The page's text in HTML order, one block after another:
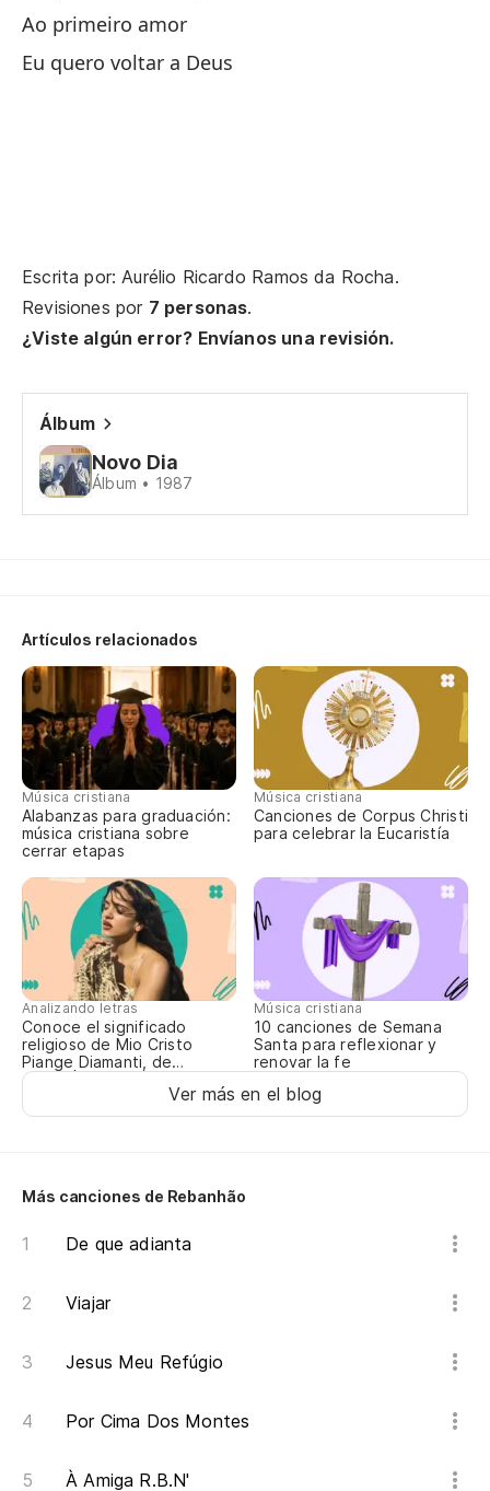
Ao primeiro amor
Eu quero voltar a Deus
Escrita por: Aurélio Ricardo Ramos da Rocha.
Revisiones por 7 personas.
¿Viste algún error? Envíanos una revisión.
Álbum
Novo Dia
Álbum • 1987
Artículos relacionados
Música cristiana
Alabanzas para graduación:
música cristiana sobre
cerrar etapas
Música cristiana
Canciones de Corpus Christi
para celebrar la Eucaristía
Analizando letras
Conoce el significado
religioso de Mio Cristo
Piange Diamanti, de
ROSALÍA
Música cristiana
10 canciones de Semana
Santa para reflexionar y
renovar la fe
Ver más en el blog
Más canciones de Rebanhão
De que adianta
Viajar
Jesus Meu Refúgio
Por Cima Dos Montes
À Amiga R.B.N'